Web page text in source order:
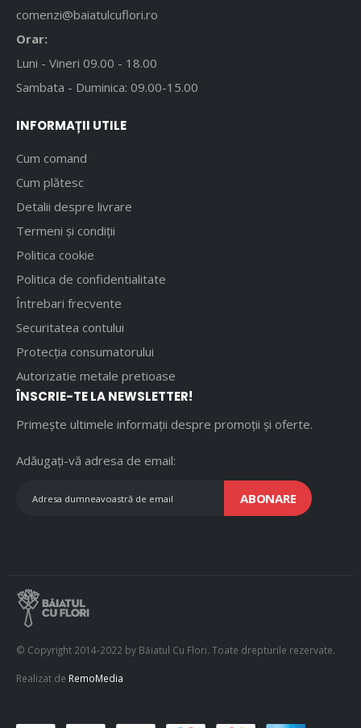
comenzi@baiatulcuflori.ro
Orar:
Luni - Vineri 09.00 - 18.00
Sambata - Duminica: 09.00-15.00
INFORMAȚII UTILE
Cum comand
Cum plătesc
Detalii despre livrare
Termeni și condiții
Politica cookie
Politica de confidentialitate
Întrebari frecvente
Securitatea contului
Protecția consumatorului
Autorizatie metale pretioase
ÎNSCRIE-TE LA NEWSLETTER!
Primește ultimele informații despre promoții și oferte.
Adăugați-vă adresa de email:
ABONARE
© Copyright 2014-2022 by Băiatul Cu Flori. Toate drepturile rezervate.
Realizat de RemoMedia